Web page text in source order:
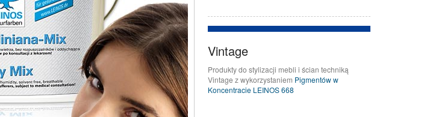
Vintage
Produkty do stylizacji mebli i ścian techniką
Vintage z wykorzystaniem Pigmentów w
Koncentracie LEINOS 668